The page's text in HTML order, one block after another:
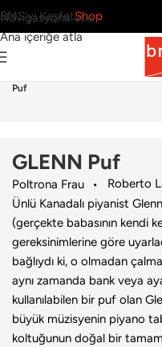
Navigasyona atla
Ana içeriğe atla
BMS’yi KeşfetShop
Puf
GLENN Puf
Poltrona Frau Roberto
Ünlü Kanadalı piyanist
(gerçekte babasının kendi
gereksinimlerine göre
bağlıydı ki, o olmadan
aynı zamanda bank veya
kullanılabilen bir puf olan
büyük müzisyenin piyano
koltuğunun doğal bir